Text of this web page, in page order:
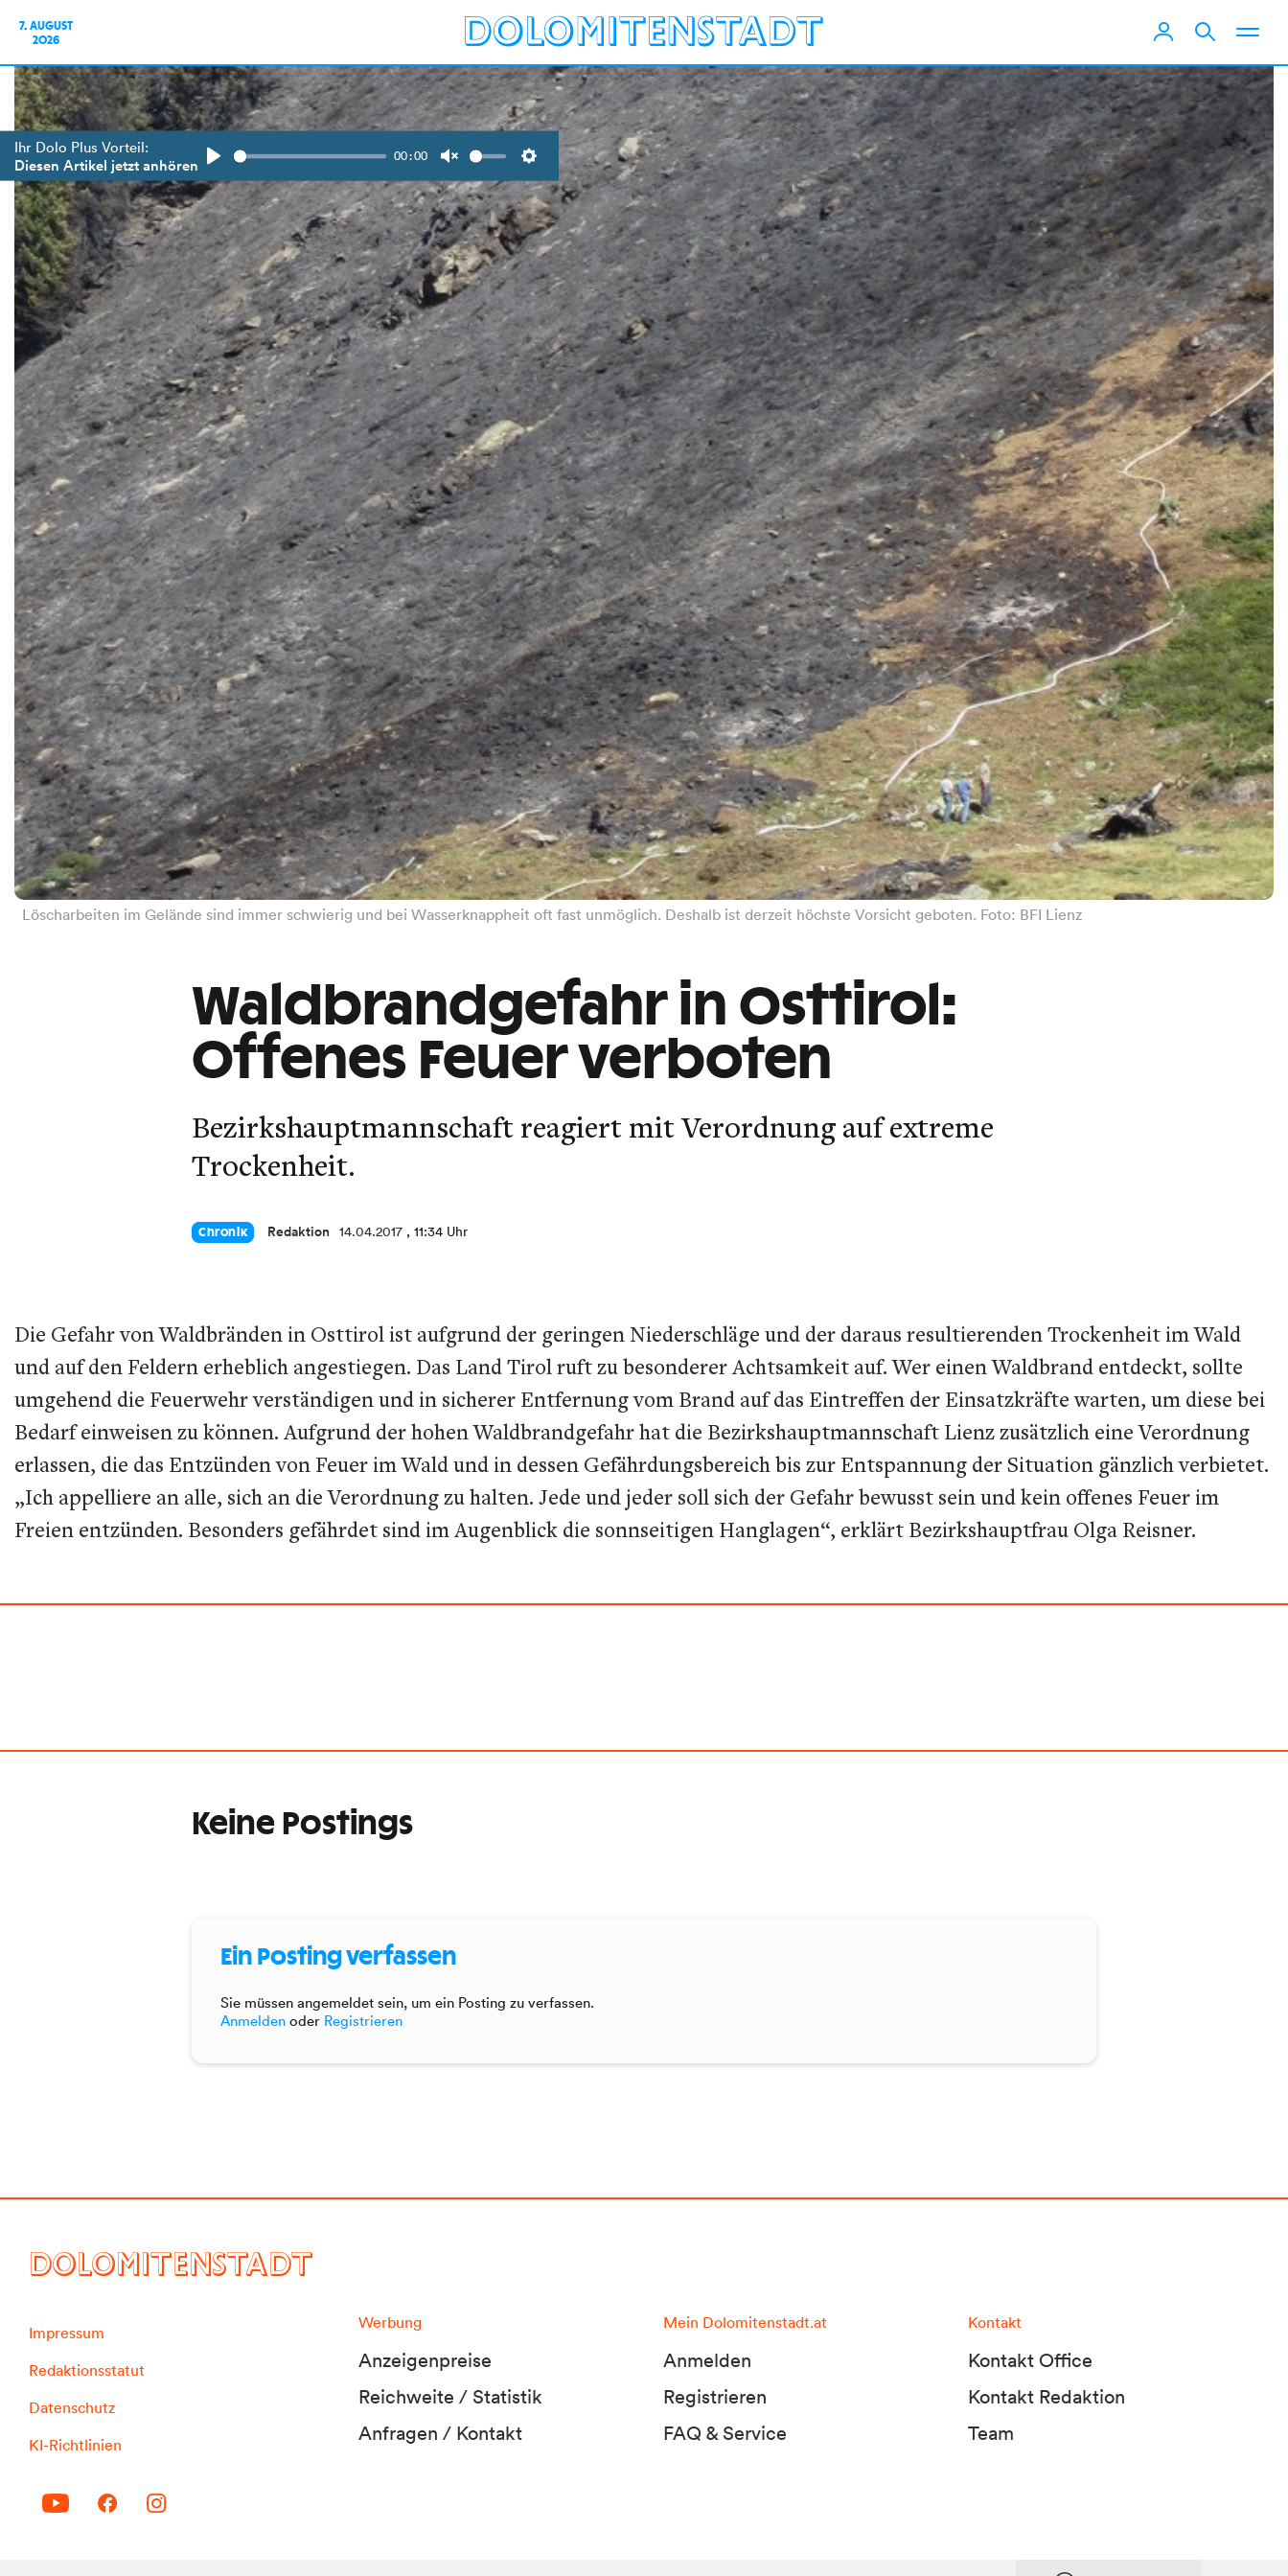
7. AUGUST
2026
Ihr Dolo Plus Vorteil:
Diesen Artikel jetzt anhören
Play
00:00
Unmute Settings
Löscharbeiten im Gelände sind immer schwierig und bei Wasserknappheit oft fast unmöglich. Deshalb ist derzeit höchste Vorsicht geboten. Foto: BFI Lienz
Waldbrandgefahr in Osttirol:
Offenes Feuer verboten
Bezirkshauptmannschaft reagiert mit Verordnung auf extreme
Trockenheit.
Chronik Redaktion 14.04.2017 , 11:34 Uhr
Die Gefahr von Waldbränden in Osttirol ist aufgrund der geringen Niederschläge und der daraus resultierenden Trockenheit im Wald
und auf den Feldern erheblich angestiegen. Das Land Tirol ruft zu besonderer Achtsamkeit auf. Wer einen Waldbrand entdeckt, sollte
umgehend die Feuerwehr verständigen und in sicherer Entfernung vom Brand auf das Eintreffen der Einsatzkräfte warten, um diese bei
Bedarf einweisen zu können. Aufgrund der hohen Waldbrandgefahr hat die Bezirkshauptmannschaft Lienz zusätzlich eine Verordnung
erlassen, die das Entzünden von Feuer im Wald und in dessen Gefährdungsbereich bis zur Entspannung der Situation gänzlich verbietet.
„Ich appelliere an alle, sich an die Verordnung zu halten. Jede und jeder soll sich der Gefahr bewusst sein und kein offenes Feuer im
Freien entzünden. Besonders gefährdet sind im Augenblick die sonnseitigen Hanglagen“, erklärt Bezirkshauptfrau Olga Reisner.
Keine Postings
Ein Posting verfassen
Sie müssen angemeldet sein, um ein Posting zu verfassen.
Anmelden oder Registrieren
DOLOMITENSTADT
Impressum
Redaktionsstatut
Datenschutz
KI-Richtlinien
Werbung
Anzeigenpreise
Reichweite / Statistik
Anfragen / Kontakt
Mein Dolomitenstadt.at
Anmelden
Registrieren
FAQ & Service
Kontakt
Kontakt Office
Kontakt Redaktion
Team